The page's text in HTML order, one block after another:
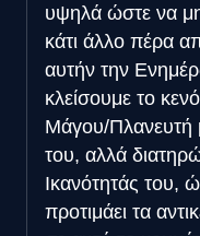
υψηλά ώστε να
κάτι άλλο πέρα
αυτήν την
κλείσουμε το
Μάγου/Πλανευτή
του, αλλά
Ικανότητάς του,
προτιμάει τα